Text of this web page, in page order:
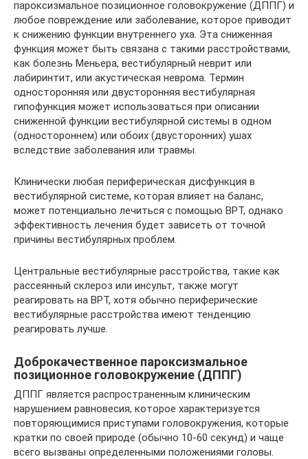
пароксизмальное позиционное головокружение (ДППГ) и
любое повреждение или заболевание, которое приводит
к снижению функции внутреннего уха. Эта сниженная
функция может быть связана с такими расстройствами,
как болезнь Меньера, вестибулярный неврит или
лабиринтит, или акустическая неврома. Термин
односторонняя или двусторонняя вестибулярная
гипофункция может использоваться при описании
сниженной функции вестибулярной системы в одном
(одностороннем) или обоих (двусторонних) ушах
вследствие заболевания или травмы.
Клинически любая периферическая дисфункция в
вестибулярной системе, которая влияет на баланс,
может потенциально лечиться с помощью ВРТ, однако
эффективность лечения будет зависеть от точной
причины вестибулярных проблем.
Центральные вестибулярные расстройства, такие как
рассеянный склероз или инсульт, также могут
реагировать на ВРТ, хотя обычно периферические
вестибулярные расстройства имеют тенденцию
реагировать лучше.
Доброкачественное пароксизмальное
позиционное головокружение (ДППГ)
ДППГ является распространенным клиническим
нарушением равновесия, которое характеризуется
повторяющимися приступами головокружения, которые
кратки по своей природе (обычно 10-60 секунд) и чаще
всего вызваны определенными положениями головы.